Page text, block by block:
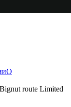
О
route Limited